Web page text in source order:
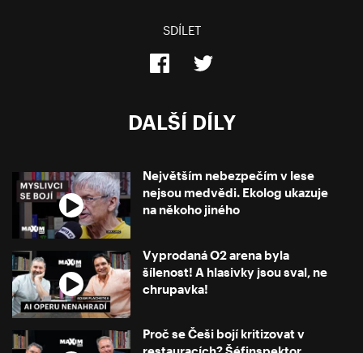
SDÍLET
DALŠÍ DÍLY
Největším nebezpečím v lese
nejsou medvědi. Ekolog ukazuje
na někoho jiného
Vyprodaná O2 arena byla
šílenost! A hlasivky jsou sval, ne
chrupavka!
Proč se Češi bojí kritizovat v